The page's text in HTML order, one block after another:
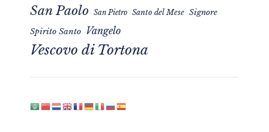
San Paolo San Pietro Santo del Mese Signore
Spirito Santo Vangelo
Vescovo di Tortona